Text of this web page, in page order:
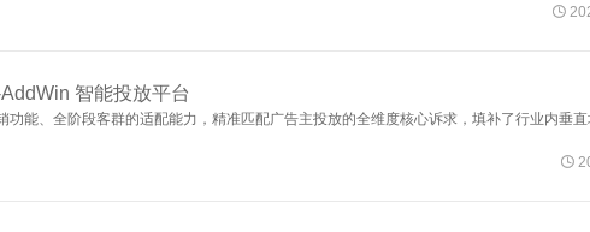

智能投放平台
能、全阶段客群的适配能力，精准匹配广告主投放的全维度核心诉求，填补了行业内垂
